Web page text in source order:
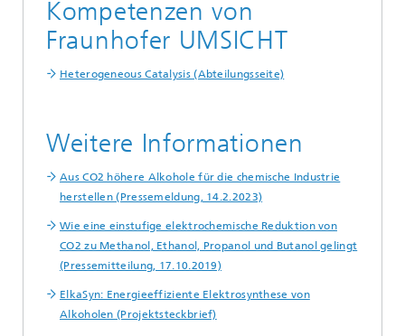
Kompetenzen von
Fraunhofer UMSICHT
Heterogeneous Catalysis (Abteilungsseite)
Weitere Informationen
Aus CO2 höhere Alkohole für die chemische Industrie
herstellen (Pressemeldung, 14.2.2023)
Wie eine einstufige elektrochemische Reduktion von
CO2 zu Methanol, Ethanol, Propanol und Butanol gelingt
(Pressemitteilung, 17.10.2019)
ElkaSyn: Energieeffiziente Elektrosynthese von
Alkoholen (Projektsteckbrief)